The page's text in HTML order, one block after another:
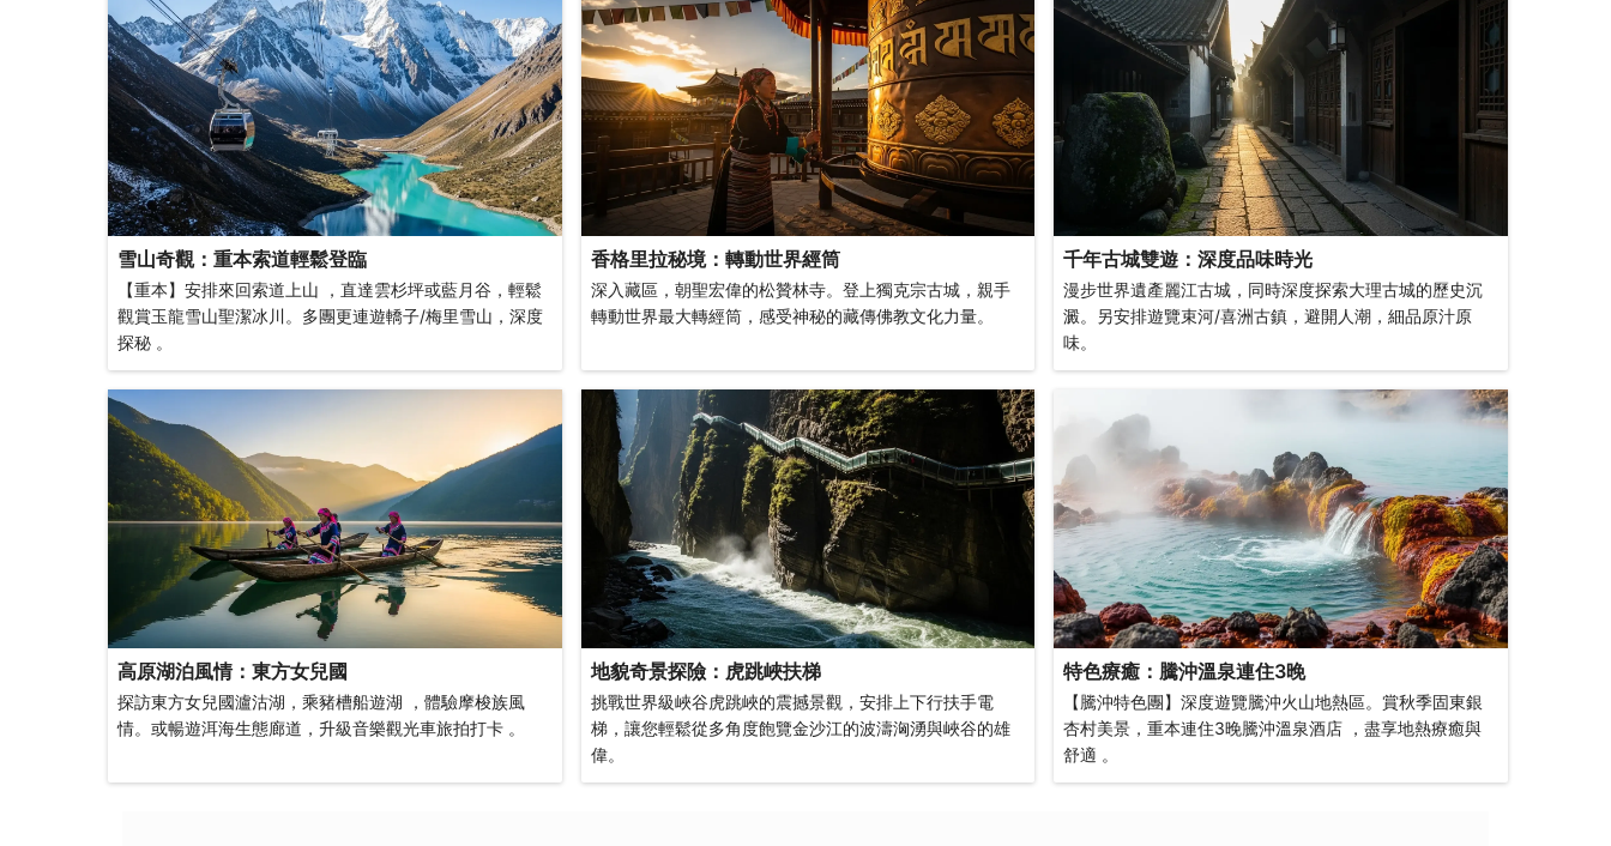
雪山奇觀：重本索道輕鬆登臨
【重本】安排來回索道上山 ，直達雲杉坪或藍月谷，輕鬆
觀賞玉龍雪山聖潔冰川。多團更連遊轎子/梅里雪山，深度
探秘 。
香格里拉秘境：轉動世界經筒
深入藏區，朝聖宏偉的松贊林寺。登上獨克宗古城，親手
轉動世界最大轉經筒，感受神秘的藏傳佛教文化力量。
千年古城雙遊：深度品味時光
漫步世界遺產麗江古城，同時深度探索大理古城的歷史沉
澱。另安排遊覽束河/喜洲古鎮，避開人潮，細品原汁原
味。
高原湖泊風情：東方女兒國
探訪東方女兒國瀘沽湖，乘豬槽船遊湖 ，體驗摩梭族風
情。或暢遊洱海生態廊道，升級音樂觀光車旅拍打卡 。
地貌奇景探險：虎跳峽扶梯
挑戰世界級峽谷虎跳峽的震撼景觀，安排上下行扶手電
梯，讓您輕鬆從多角度飽覽金沙江的波濤洶湧與峽谷的雄
偉。
特色療癒：騰沖溫泉連住3晚
【騰沖特色團】深度遊覽騰沖火山地熱區。賞秋季固東銀
杏村美景，重本連住3晚騰沖溫泉酒店 ，盡享地熱療癒與
舒適 。